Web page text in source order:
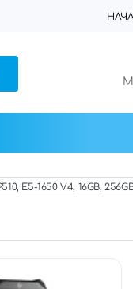
E5-1650 V4, 16GB,